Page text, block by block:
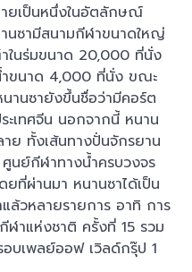
ยเป็นหนึ่งในอัตลักษณ์
นซามีสนามกีฬาขนาดใหญ่
ในร่มขนาด 20,000 ที่นั่ง
ำขนาด 4,000 ที่นั่ง ขณะ
านซายังขึ้นชื่อว่ามีคอร์ต
เทศจีน นอกจากนี้ หนาน
ย ทั้งเส้นทางปั่นจักรยาน
นย์กีฬาทางน้ำครบวงจร
ที่ผ่านมา หนานซาได้เป็น
ล้วหลายรายการ อาทิ การ
ฬาแห่งชาติ ครั้งที่ 15 รวม
บเพลย์ออฟ เวิลด์กรุ๊ป 1